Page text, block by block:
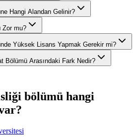
Hangi Alandan Gelinir?
Zor mu?
Yüksek Lisans Yapmak Gerekir mi?
Bölümü Arasındaki Fark Nedir?
bölümü hangi